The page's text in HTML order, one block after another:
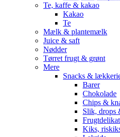
Te, kaffe & kakao
Kakao
Te
Mælk & plantemælk
Juice & saft
Nødder
Tørret frugt & grønt
Mere
Snacks &
Barer
Chokolade
Chips &
Slik, drops
Kiks,